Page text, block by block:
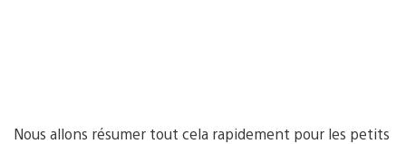
Nous allons résumer tout cela rapidement pour les petits